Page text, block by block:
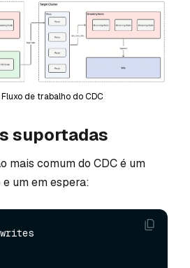
Fluxo de trabalho do CDC
suportadas
mais comum do CDC é um
um em espera: